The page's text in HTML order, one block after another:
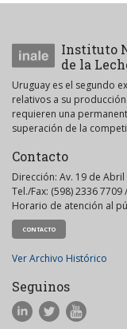
Instituto
de la
Uruguay es el segundo
relativos a su
requieren una
superación de la
Contacto
Dirección: Av. 19 de
Tel./Fax: (598) 2336 7709
Horario de atención al
CONTACTO
Ver Archivo Histórico
Seguinos